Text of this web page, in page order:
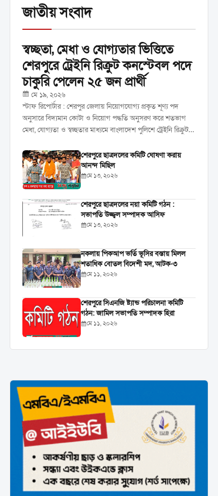
জাতীয় সংবাদ
স্বচ্ছতা, মেধা ও যোগ্যতার ভিত্তিতে
শেরপুরে ট্রেইনি রিক্রুট কনস্টেবল পদে
চাকুরি পেলেন ২৫ জন প্রার্থী
মে ১৯, ২০২৬
স্টাফ রিপোর্টার : শেরপুর জেলায় নিয়োগযোগ্য প্রকৃত শূণ্য পদ
অনুসারে বিদ্যমান কোটা ও নিয়োগ পদ্ধতি অনুসরণ করে শতভাগ
মেধা, যোগ্যতা ও স্বচ্ছতার মাধ্যমে বাংলাদেশ পুলিশে ট্রেইনি রিক্রুট
শেরপুরে ছাত্রদলের কমিটি ঘোষণা করায়
আনন্দ মিছিল
মে ১৩, ২০২৬
শেরপুরে ছাত্রদলের নয়া কমিটি গঠন :
সভাপতি উজ্জ্বল সম্পাদক আসিফ
মে ১৩, ২০২৬
নকলায় পিকআপ ভর্তি ভূসির বস্তায় মিলল
শতাধিক বোতল বিদেশী মদ, আটক-৩
মে ১১, ২০২৬
শেরপুরে সিএনজি ষ্ট্যান্ড পরিচালনা কমিটি
গঠন: জামিল সভাপতি সম্পাদক হিরা
মে ১১, ২০২৬